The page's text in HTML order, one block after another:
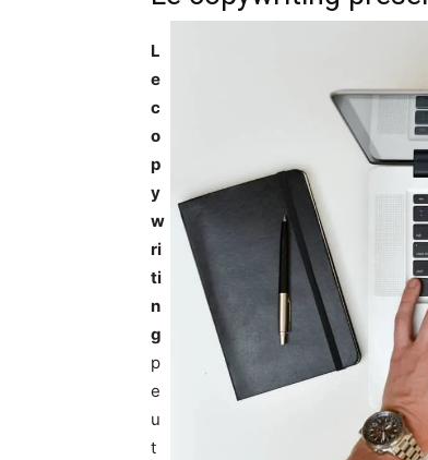
L
e
c
o
p
y
w
ri
ti
n
g
p
e
u
t